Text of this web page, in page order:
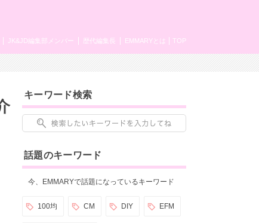
TOP
EMMARYとは
歴代編集長
JK&JD編集部メンバー
キーワード検索
話題のキーワード
今、EMMARYで話題になっているキーワード
100均 CM DIY EFM